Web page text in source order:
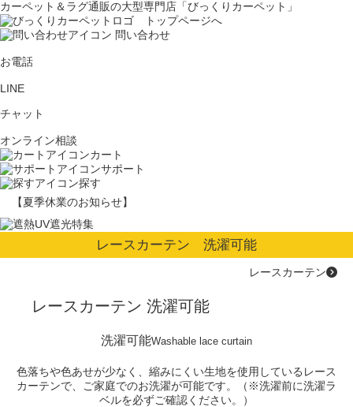
カーペット＆ラグ通販の大型専門店「びっくりカーペット」
問い合わせ
お電話
LINE
チャット
オンライン相談
カート
サポート
探す
【夏季休業のお知らせ】
レースカーテン 洗濯可能
レースカーテン
レースカーテン 洗濯可能
洗濯可能Washable lace curtain
色落ちや色あせが少なく、縮みにくい生地を使用しているレース
カーテンで、ご家庭でのお洗濯が可能です。（※洗濯前に洗濯ラ
ベルを必ずご確認ください。）